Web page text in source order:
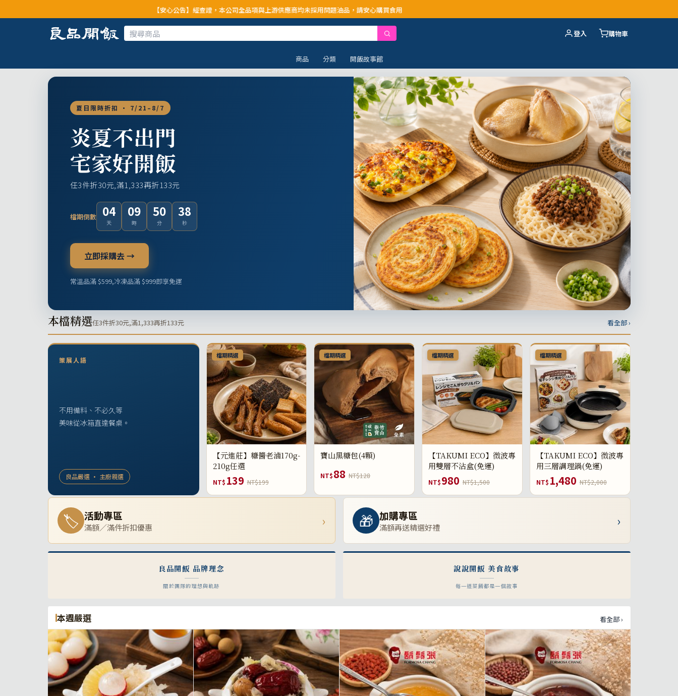
【安心公告】經查證，本公司全品項與上游供應商均未採用問題油品，請安心購買食用
登入 購物車
商品 分類 開飯故事館
夏日限時折扣 · 7/21–8/7
炎夏不出門
宅家好開飯
任3件折30元,滿1,333再折133元
檔期倒數 04
天
09
時
50
分
36
秒
立即採購去 →
常溫品滿 $599,冷凍品滿 $999即享免運
本檔精選任3件折30元,滿1,333再折133元 看全部 ›
策展人語
不用備料、不必久等
美味從冰箱直達餐桌。
良品嚴選 · 主廚親選
檔期精選
【元進莊】糖醬老滷170g-
210g任選
NT$ 139 NT$199
檔期精選
寶山黑糖包(4顆)
NT$88 NT$128
檔期精選
【TAKUMI ECO】微波專
用雙層不沾盒(免運)
NT$980 NT$1,500
檔期精選
【TAKUMI ECO】微波專
用三層調理鍋(免運)
NT$ 1,480 NT$2,000
🏷 活動專區
滿額／滿件折扣優惠 › 🎁 加購專區
滿額再送精選好禮 ›
良品開飯 品牌理念
關於團隊的理想與軌跡
說說開飯 美食故事
每一道菜餚都是一個故事
本週嚴選 看全部 ›